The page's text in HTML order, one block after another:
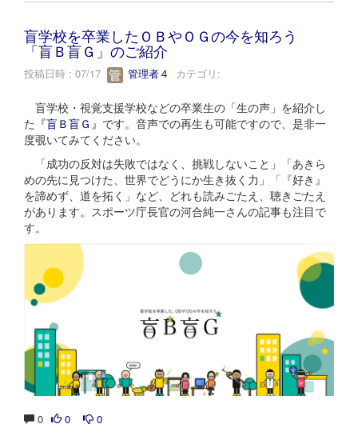
盲学校を卒業したＯＢやＯＧの今を知ろう
「盲Ｂ盲Ｇ」のご紹介
投稿日時 : 07/17 管理者４ カテゴリ:
盲学校・視覚支援学校などの卒業生の「生の声」を紹介し
た 『盲Ｂ盲Ｇ』 です。音声での再生も可能ですので、是非一
度覗いてみてください。
「成功の反対は失敗ではなく、挑戦しないこと」「あきら
めの先に見つけた、世界でどうにか生き抜く力」「『好き』
を諦めず、道を拓く」など、どれも読みごたえ、聴きごたえ
があります。スポーツ庁長官の河合純一さんの記事も注目で
す。
0 0 0